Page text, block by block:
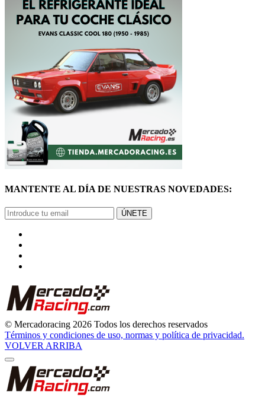
© Mercadoracing 2026 Todos los derechos reservados
Términos y condiciones de uso, normas y política de privacidad.
VOLVER ARRIBA